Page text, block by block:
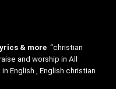
& more “christian
and worship in All
English , English christian